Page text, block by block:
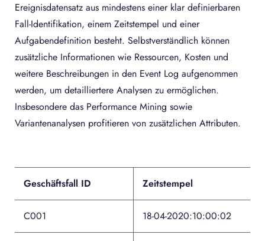
Ereignisdatensatz aus mindestens einer klar definierbaren
Fall-Identifikation, einem Zeitstempel und einer
Aufgabendefinition besteht. Selbstverständlich können
zusätzliche Informationen wie Ressourcen, Kosten und
weitere Beschreibungen in den Event Log aufgenommen
werden, um detailliertere Analysen zu ermöglichen.
Insbesondere das Performance Mining sowie
Variantenanalysen profitieren von zusätzlichen Attributen.
Geschäftsfall ID Zeitstempel
C001 18-04-2020:10:00:02